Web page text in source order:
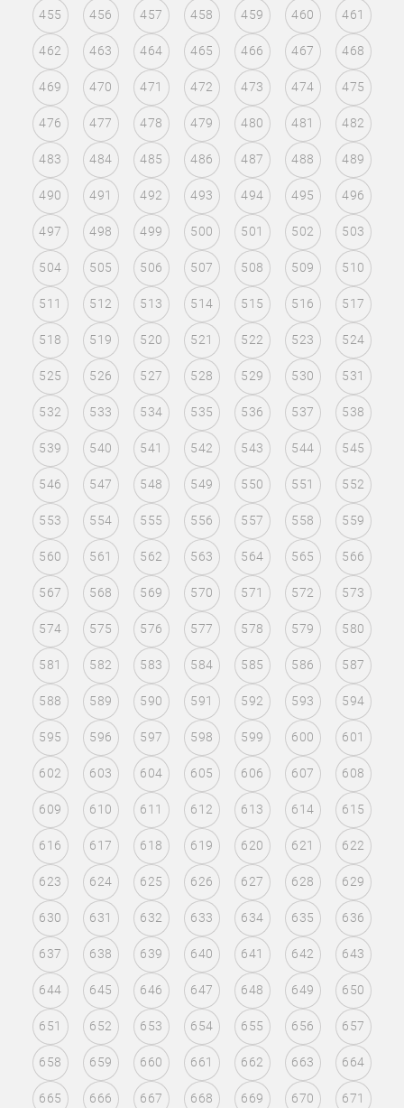
455 456 457 458 459 460 461
462 463 464 465 466 467 468
469 470 471 472 473 474 475
476 477 478 479 480 481 482
483 484 485 486 487 488 489
490 491 492 493 494 495 496
497 498 499 500 501 502 503
504 505 506 507 508 509 510
511 512 513 514 515 516 517
518 519 520 521 522 523 524
525 526 527 528 529 530 531
532 533 534 535 536 537 538
539 540 541 542 543 544 545
546 547 548 549 550 551 552
553 554 555 556 557 558 559
560 561 562 563 564 565 566
567 568 569 570 571 572 573
574 575 576 577 578 579 580
581 582 583 584 585 586 587
588 589 590 591 592 593 594
595 596 597 598 599 600 601
602 603 604 605 606 607 608
609 610 611 612 613 614 615
616 617 618 619 620 621 622
623 624 625 626 627 628 629
630 631 632 633 634 635 636
637 638 639 640 641 642 643
644 645 646 647 648 649 650
651 652 653 654 655 656 657
658 659 660 661 662 663 664
665 666 667 668 669 670 671